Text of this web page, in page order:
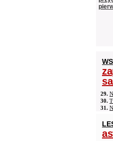
29.
30.
31.